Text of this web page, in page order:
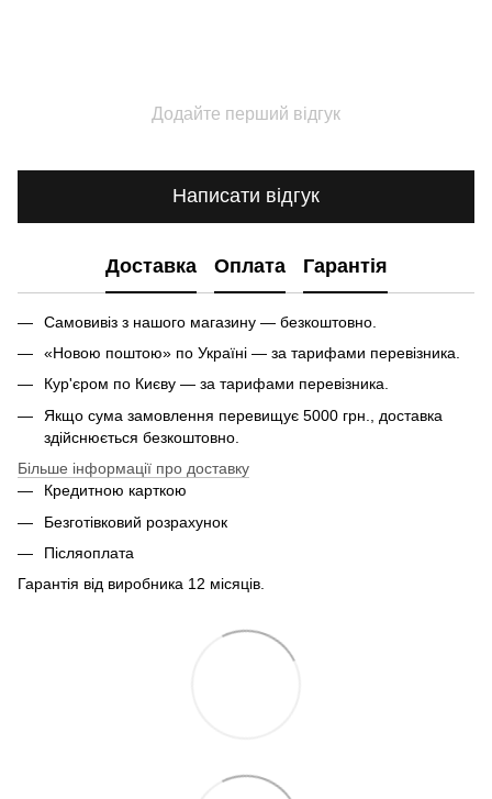
Додайте перший відгук
Написати відгук
Доставка Оплата Гарантія
Самовивіз з нашого магазину — безкоштовно.
«Новою поштою» по Україні — за тарифами перевізника.
Кур'єром по Києву — за тарифами перевізника.
Якщо сума замовлення перевищує 5000 грн., доставка
здійснюється безкоштовно.
Більше інформації про доставку
Кредитною карткою
Безготівковий розрахунок
Післяоплата
Гарантія від виробника 12 місяців.